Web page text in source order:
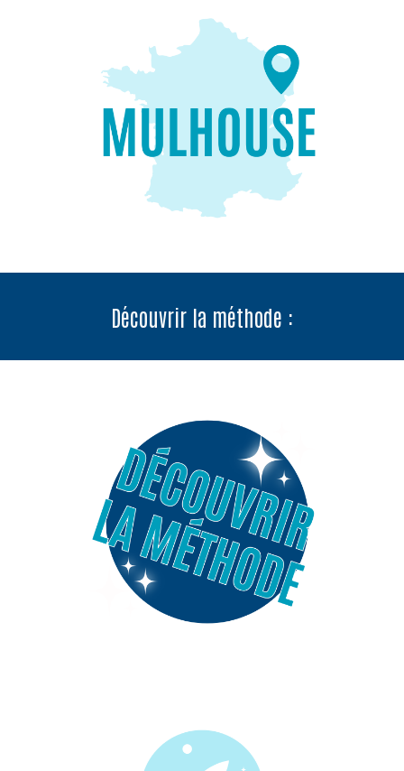
Découvrir la méthode :